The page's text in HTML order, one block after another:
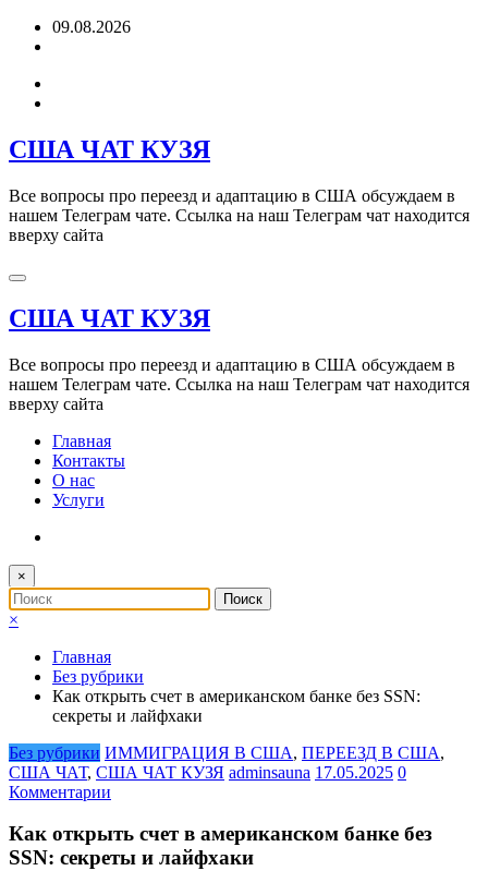
Перейти09.08.2026
США ЧАТ КУЗЯ
Все вопросы про переезд и адаптацию в США обсуждаем в
нашем Телеграм чате. Ссылка на наш Телеграм чат находится
вверху сайта
США ЧАТ КУЗЯ
Все вопросы про переезд и адаптацию в США обсуждаем в
нашем Телеграм чате. Ссылка на наш Телеграм чат находится
вверху сайта
Главная
Контакты
О нас
Услуги
×
×
Главная
Без рубрики
Как открыть счет в американском банке без SSN:
секреты и лайфхаки
Без рубрики ИММИГРАЦИЯ В США, ПЕРЕЕЗД В США,
США ЧАТ, США ЧАТ КУЗЯ adminsauna 17.05.2025 0
Комментарии
Как открыть счет в американском банке без
SSN: секреты и лайфхаки